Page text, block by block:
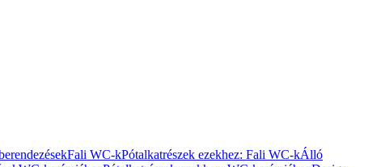
Fali WC-kPótalkatrészek ezekhez: Fali WC-kÁlló